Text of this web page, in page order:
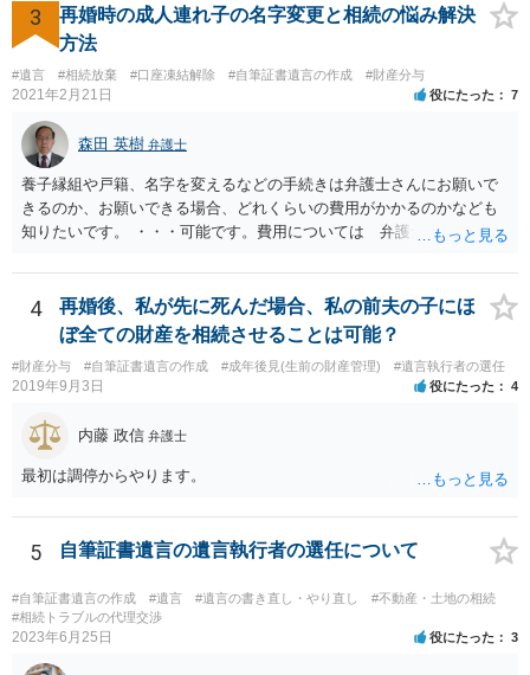
方に対して， ・相続に関する主張は法的根拠がなく，一切応じないこ
と ・今後一切の連絡をしてこないでほしいこと ・連絡を継続してくる
ようであれば警察への通報や法的措置も辞さないこと などを記載した
書面を発送してもらうことがよろしいように思います。
3
再婚時の成人連れ子の名字変更と相続の悩み解決
方法
#遺言 #相続放棄 #口座凍結解除 #自筆証書遺言の作成 #財産分与
2021年2月21日 役にたった 7
森田 英樹 弁護士
養子縁組や戸籍、名字を変えるなどの手続きは弁護士さんにお願いで
きるのか、お願いできる場合、どれくらいの費用がかかるのかなども
知りたいです。 ・・・可能です。費用については 弁護士と直接面談
ています。 やはり、成人した子のことまでごちゃごちゃ考えず、自分
の事だけ考えるべきなのでしょうか ・・・お子さんの事をまで含め良
い解決案があればお悩みになるのは当然と言えば当然のことです。 彼
と親子関係を結びたいと思っているが、名字は変えたくない・・・養
子縁組の必要があり 氏も変更することになります。 しかし 彼は成人
しているとは言え、自分の子と私の連れ子、全て平等にしたいと希
望。もちろん私もそうできればと思います。 ・・・婚姻前の契約 あ
るいは 遺言書などで その意思を実現する方法はあります。 弁護
士に相談してみてください。
4
再婚後、私が先に死んだ場合、私の前夫の子にほ
ぼ全ての財産を相続させることは可能？
#財産分与 #自筆証書遺言の作成 #成年後見(生前の財産管理) #遺言執行者の選任
2019年9月3日 役にたった 4
内藤 政信 弁護士
最初は調停からやります。
5 自筆証書遺言の遺言執行者の選任について
#自筆証書遺言の作成 #遺言 #遺言の書き直し・やり直し
#不動産・土地の相続
#相続トラブルの代理交渉
2023年6月25日 役にたった 3